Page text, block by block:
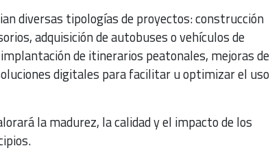
diversas tipologías de proyectos: construcción
adquisición de autobuses o vehículos de
de itinerarios peatonales, mejoras de
digitales para facilitar u optimizar el uso
la madurez, la calidad y el impacto de los